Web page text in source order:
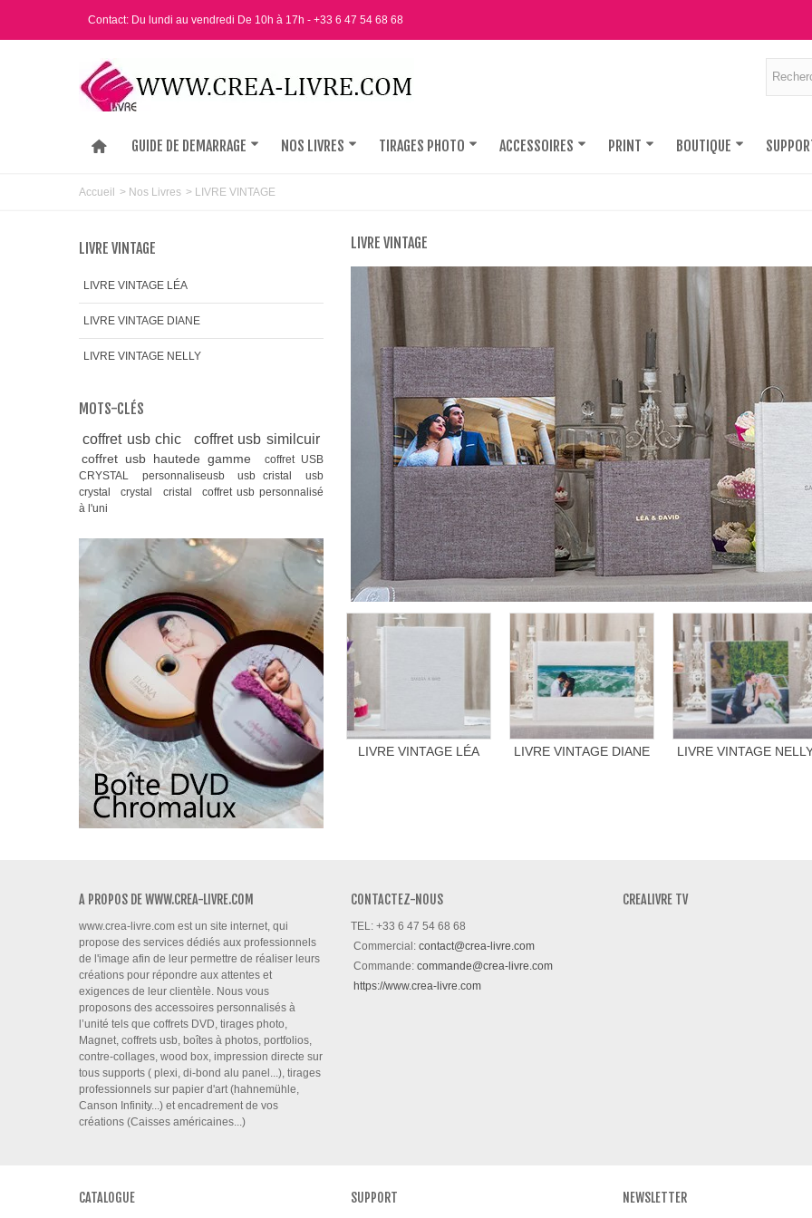
Contact: Du lundi au vendredi De 10h à 17h - +33 6 47 54 68 68
GUIDE DE DEMARRAGE NOS LIVRES TIRAGES PHOTO ACCESSOIRES PRINT BOUTIQUE
Accueil > Nos Livres > LIVRE VINTAGE
LIVRE VINTAGE
LIVRE VINTAGE LÉA
LIVRE VINTAGE DIANE
LIVRE VINTAGE NELLY
MOTS-CLÉS
coffret usb chic coffret usb similcuir
coffret usb hautede gamme
coffret USB
CRYSTAL
personnaliseusb usb cristal
usb
crystal
crystal cristal
coffret usb personnalisé
à l'uni
LIVRE VINTAGE
LIVRE VINTAGE LÉA LIVRE VINTAGE DIANE LIVRE VINTAGE
A PROPOS DE WWW.CREA-LIVRE.COM
www.crea-livre.com est un site internet, qui
propose des services dédiés aux professionnels
de l'image afin de leur permettre de réaliser leurs
créations pour répondre aux attentes et
exigences de leur clientèle. Nous vous
proposons des accessoires personnalisés à
l’unité tels que coffrets DVD, tirages photo,
Magnet, coffrets usb, boîtes à photos, portfolios,
contre-collages, wood box, impression directe sur
tous supports ( plexi, di-bond alu panel...), tirages
professionnels sur papier d'art (hahnemühle,
Canson Infinity...) et encadrement de vos
créations (Caisses américaines...)
CONTACTEZ-NOUS
TEL: +33 6 47 54 68 68
Commercial: contact@crea-livre.com
Commande: commande@crea-livre.com
https://www.crea-livre.com
CREALIVRE TV
CATALOGUE SUPPORT NEWSLETTER